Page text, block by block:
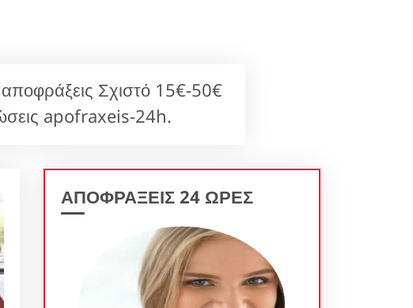
Σχιστό 15€-50€
apofraxeis-24h.
ΑΠΟΦΡΑΞΕΙΣ 24 ΩΡΕΣ